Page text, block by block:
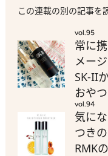
この連載の別の記事を
vol.95
常に
メー
SK-II
おや
vol.94
気に
つき
RMK